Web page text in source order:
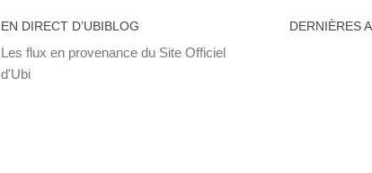
EN DIRECT D’UBIBLOG
Les flux en provenance du Site Officiel
d'Ubi
DERNIÈRES